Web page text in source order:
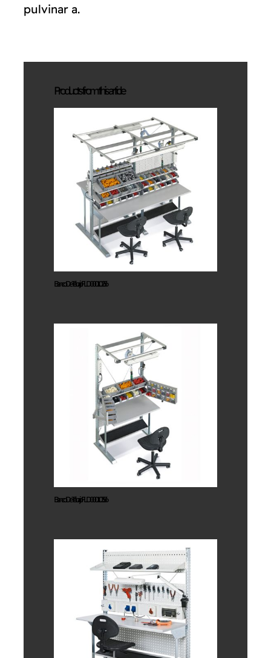
pulvinar a.
Products from this article
Banco De
Trabajo
FLD00010256
Banco De Trabajo FLD00010256
Banco De
Trabajo
FLD00010356
Banco De Trabajo FLD00010356
Banco De
Trabajo
FLD00010556